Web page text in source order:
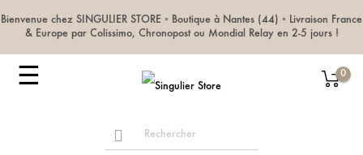
Bienvenue chez SINGULIER STORE ◦ Boutique à Nantes (44) ◦ Livraison France
& Europe par Colissimo, Chronopost ou Mondial Relay en 2-5 jours !
0
Basculer
navigation
☰